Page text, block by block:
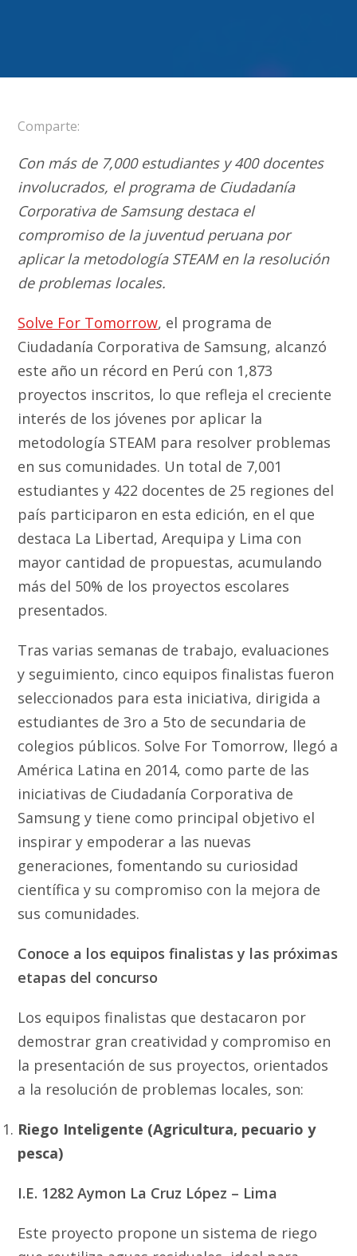
Comparte:
Con más de 7,000 estudiantes y 400 docentes
involucrados, el programa de Ciudadanía
Corporativa de Samsung destaca el
compromiso de la juventud peruana por
aplicar la metodología STEAM en la resolución
de problemas locales.
Solve For Tomorrow, el programa de
Ciudadanía Corporativa de Samsung, alcanzó
este año un récord en Perú con 1,873
proyectos inscritos, lo que refleja el creciente
interés de los jóvenes por aplicar la
metodología STEAM para resolver problemas
en sus comunidades. Un total de 7,001
estudiantes y 422 docentes de 25 regiones del
país participaron en esta edición, en el que
destaca La Libertad, Arequipa y Lima con
mayor cantidad de propuestas, acumulando
más del 50% de los proyectos escolares
presentados.
Tras varias semanas de trabajo, evaluaciones
y seguimiento, cinco equipos finalistas fueron
seleccionados para esta iniciativa, dirigida a
estudiantes de 3ro a 5to de secundaria de
colegios públicos. Solve For Tomorrow, llegó a
América Latina en 2014, como parte de las
iniciativas de Ciudadanía Corporativa de
Samsung y tiene como principal objetivo el
inspirar y empoderar a las nuevas
generaciones, fomentando su curiosidad
científica y su compromiso con la mejora de
sus comunidades.
Conoce a los equipos finalistas y las próximas
etapas del concurso
Los equipos finalistas que destacaron por
demostrar gran creatividad y compromiso en
la presentación de sus proyectos, orientados
a la resolución de problemas locales, son:
Riego Inteligente (Agricultura, pecuario y
pesca)
I.E. 1282 Aymon La Cruz López – Lima
Este proyecto propone un sistema de riego